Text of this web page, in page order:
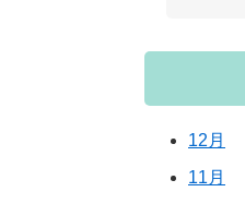
12月
11月